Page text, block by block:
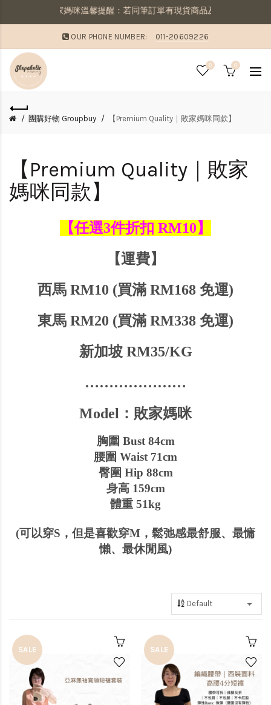
敗家媽咪溫馨提醒：若同筆訂單有現貨商品及預購商品，則
OUR PHONE NUMBER: 011-20609226
0 0
團購好物 Groupbuy 【Premium Quality｜敗家媽咪同款】
【Premium Quality｜敗家
媽咪同款】
【任選3件折扣 RM10】
【運費】
西馬 RM10 (買滿 RM168 免運)
東馬 RM20 (買滿 RM338 免運)
新加坡 RM35/KG
…………………
Model：敗家媽咪
胸圍 Bust 84cm
腰圍 Waist 71cm
臀圍 Hip 88cm
身高 159cm
體重 51kg
(可以穿S，但是喜歡穿M，鬆弛感最舒服、最慵
懶、最休閒風)
SALE SALE